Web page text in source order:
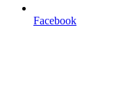
Facebook